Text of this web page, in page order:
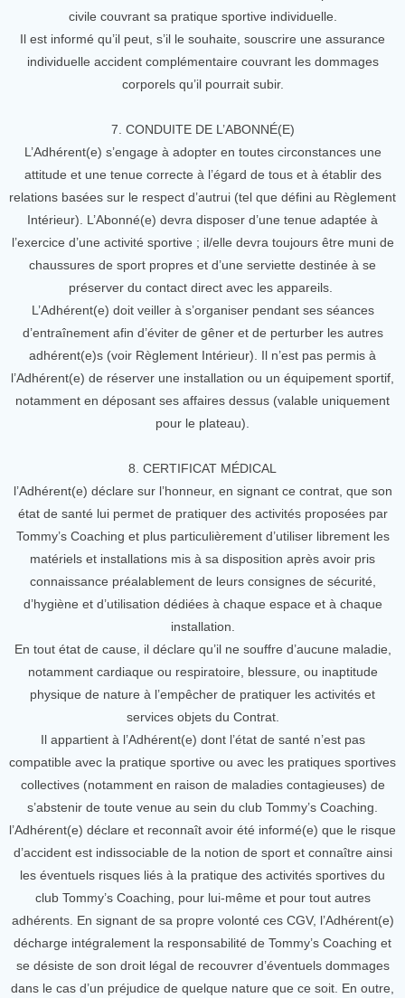
civile couvrant sa pratique sportive individuelle.
Il est informé qu’il peut, s’il le souhaite, souscrire une assurance
individuelle accident complémentaire couvrant les dommages
corporels qu’il pourrait subir.
7. CONDUITE DE L’ABONNÉ(E)
L’Adhérent(e) s’engage à adopter en toutes circonstances une
attitude et une tenue correcte à l’égard de tous et à établir des
relations basées sur le respect d’autrui (tel que défini au Règlement
Intérieur). L’Abonné(e) devra disposer d’une tenue adaptée à
l’exercice d’une activité sportive ; il/elle devra toujours être muni de
chaussures de sport propres et d’une serviette destinée à se
préserver du contact direct avec les appareils.
L’Adhérent(e) doit veiller à s’organiser pendant ses séances
d’entraînement afin d’éviter de gêner et de perturber les autres
adhérent(e)s (voir Règlement Intérieur). Il n’est pas permis à
l’Adhérent(e) de réserver une installation ou un équipement sportif,
notamment en déposant ses affaires dessus (valable uniquement
pour le plateau).
8. CERTIFICAT MÉDICAL
l’Adhérent(e) déclare sur l’honneur, en signant ce contrat, que son
état de santé lui permet de pratiquer des activités proposées par
Tommy’s Coaching et plus particulièrement d’utiliser librement les
matériels et installations mis à sa disposition après avoir pris
connaissance préalablement de leurs consignes de sécurité,
d’hygiène et d’utilisation dédiées à chaque espace et à chaque
installation.
En tout état de cause, il déclare qu’il ne souffre d’aucune maladie,
notamment cardiaque ou respiratoire, blessure, ou inaptitude
physique de nature à l’empêcher de pratiquer les activités et
services objets du Contrat.
Il appartient à l’Adhérent(e) dont l’état de santé n’est pas
compatible avec la pratique sportive ou avec les pratiques sportives
collectives (notamment en raison de maladies contagieuses) de
s’abstenir de toute venue au sein du club Tommy’s Coaching.
l’Adhérent(e) déclare et reconnaît avoir été informé(e) que le risque
d’accident est indissociable de la notion de sport et connaître ainsi
les éventuels risques liés à la pratique des activités sportives du
club Tommy’s Coaching, pour lui-même et pour tout autres
adhérents. En signant de sa propre volonté ces CGV, l’Adhérent(e)
décharge intégralement la responsabilité de Tommy’s Coaching et
se désiste de son droit légal de recouvrer d’éventuels dommages
dans le cas d’un préjudice de quelque nature que ce soit. En outre,